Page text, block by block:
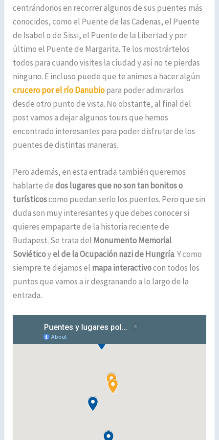
centrándonos en recorrer algunos de sus puentes más
conocidos, como el Puente de las Cadenas, el Puente
de Isabel o de Sissi, el Puente de la Libertad y por
último el Puente de Margarita. Te los mostrártelos
todos para cuando visites la ciudad y así no te pierdas
ninguno. E incluso puede que te animes a hacer algún
crucero por el río Danubiopara poder admirarlos
desde otro punto de vista. No obstante, al final del
post vamos a dejar algunos tours que hemos
encontrado interesantes para poder disfrutar de los
puentes de distintas maneras.
Pero además, en esta entrada también queremos
hablarte dedos lugares que no son tan bonitos o
turísticoscomo puedan serlo los puentes. Pero que sin
duda son muy interesantes y que debes conocer si
quieres empaparte de la historia reciente de
Budapest. Se trata del Monumento Memorial
Soviéticoyel de la Ocupación nazi de Hungría. Y como
siempre te dejamos el mapa interactivocon todos los
puntos que vamos a ir desgranando a lo largo de la
entrada.